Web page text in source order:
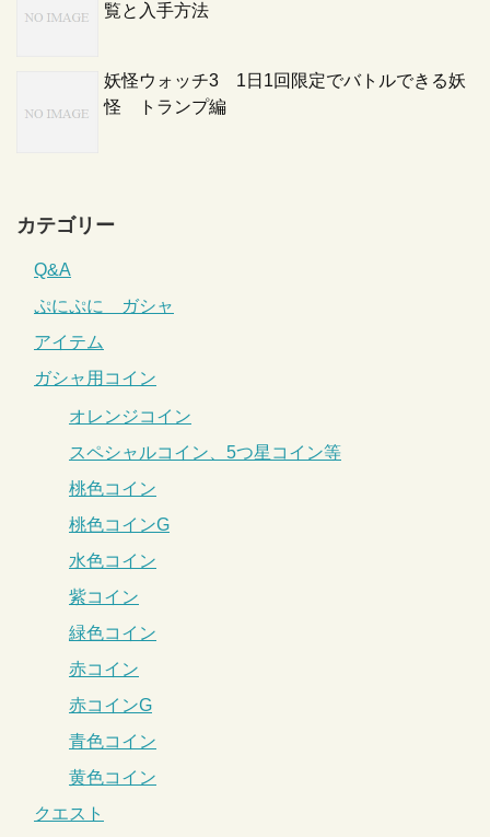
覧と入手方法
妖怪ウォッチ3 1日1回限定でバトルできる妖
怪 トランプ編
カテゴリー
Q&A
ぷにぷに ガシャ
アイテム
ガシャ用コイン
オレンジコイン
スペシャルコイン、5つ星コイン等
桃色コイン
桃色コインG
水色コイン
紫コイン
緑色コイン
赤コイン
赤コインG
青色コイン
黄色コイン
クエスト